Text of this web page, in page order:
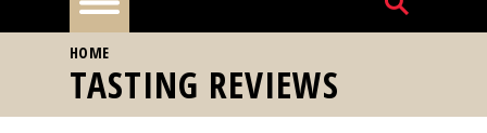
Home
YOU ARE HERE
HOME
TASTING REVIEWS